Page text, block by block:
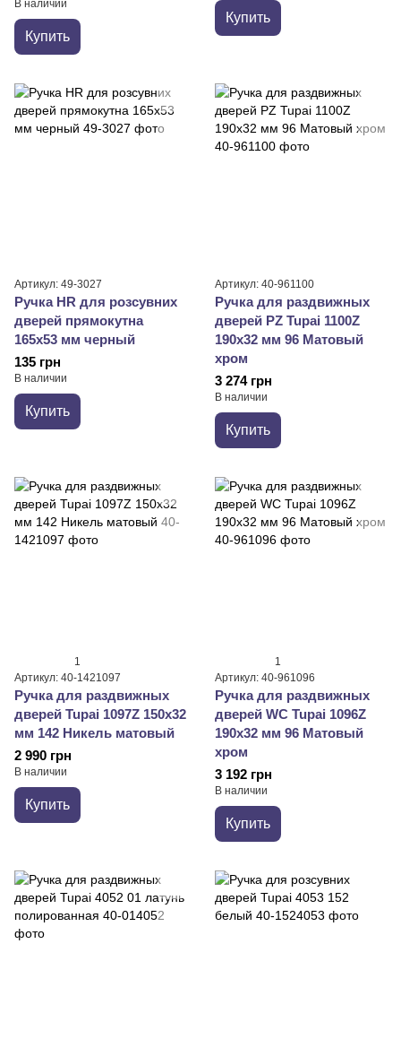
В наличии
Купить
Купить
Артикул: 49-3027
Ручка HR для розсувних
дверей прямокутна
165х53 мм черный
135 грн
В наличии
Купить
Артикул: 40-961100
Ручка для раздвижных
дверей PZ Tupai 1100Z
190x32 мм 96 Матовый
хром
3 274 грн
В наличии
Купить
1
Артикул: 40-1421097
Ручка для раздвижных
дверей Tupai 1097Z 150x32
мм 142 Никель матовый
2 990 грн
В наличии
Купить
1
Артикул: 40-961096
Ручка для раздвижных
дверей WC Tupai 1096Z
190x32 мм 96 Матовый
хром
3 192 грн
В наличии
Купить